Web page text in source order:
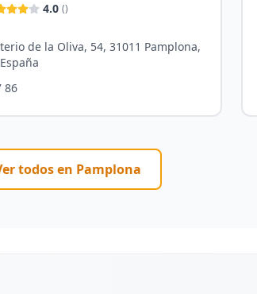
4.0 ()
de la Oliva, 54, 31011 Pamplona,
86
todos en Pamplona